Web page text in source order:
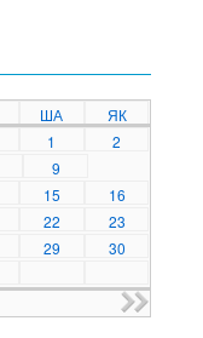
ША
ЯК
1
2
9
15
16
22
23
29
30